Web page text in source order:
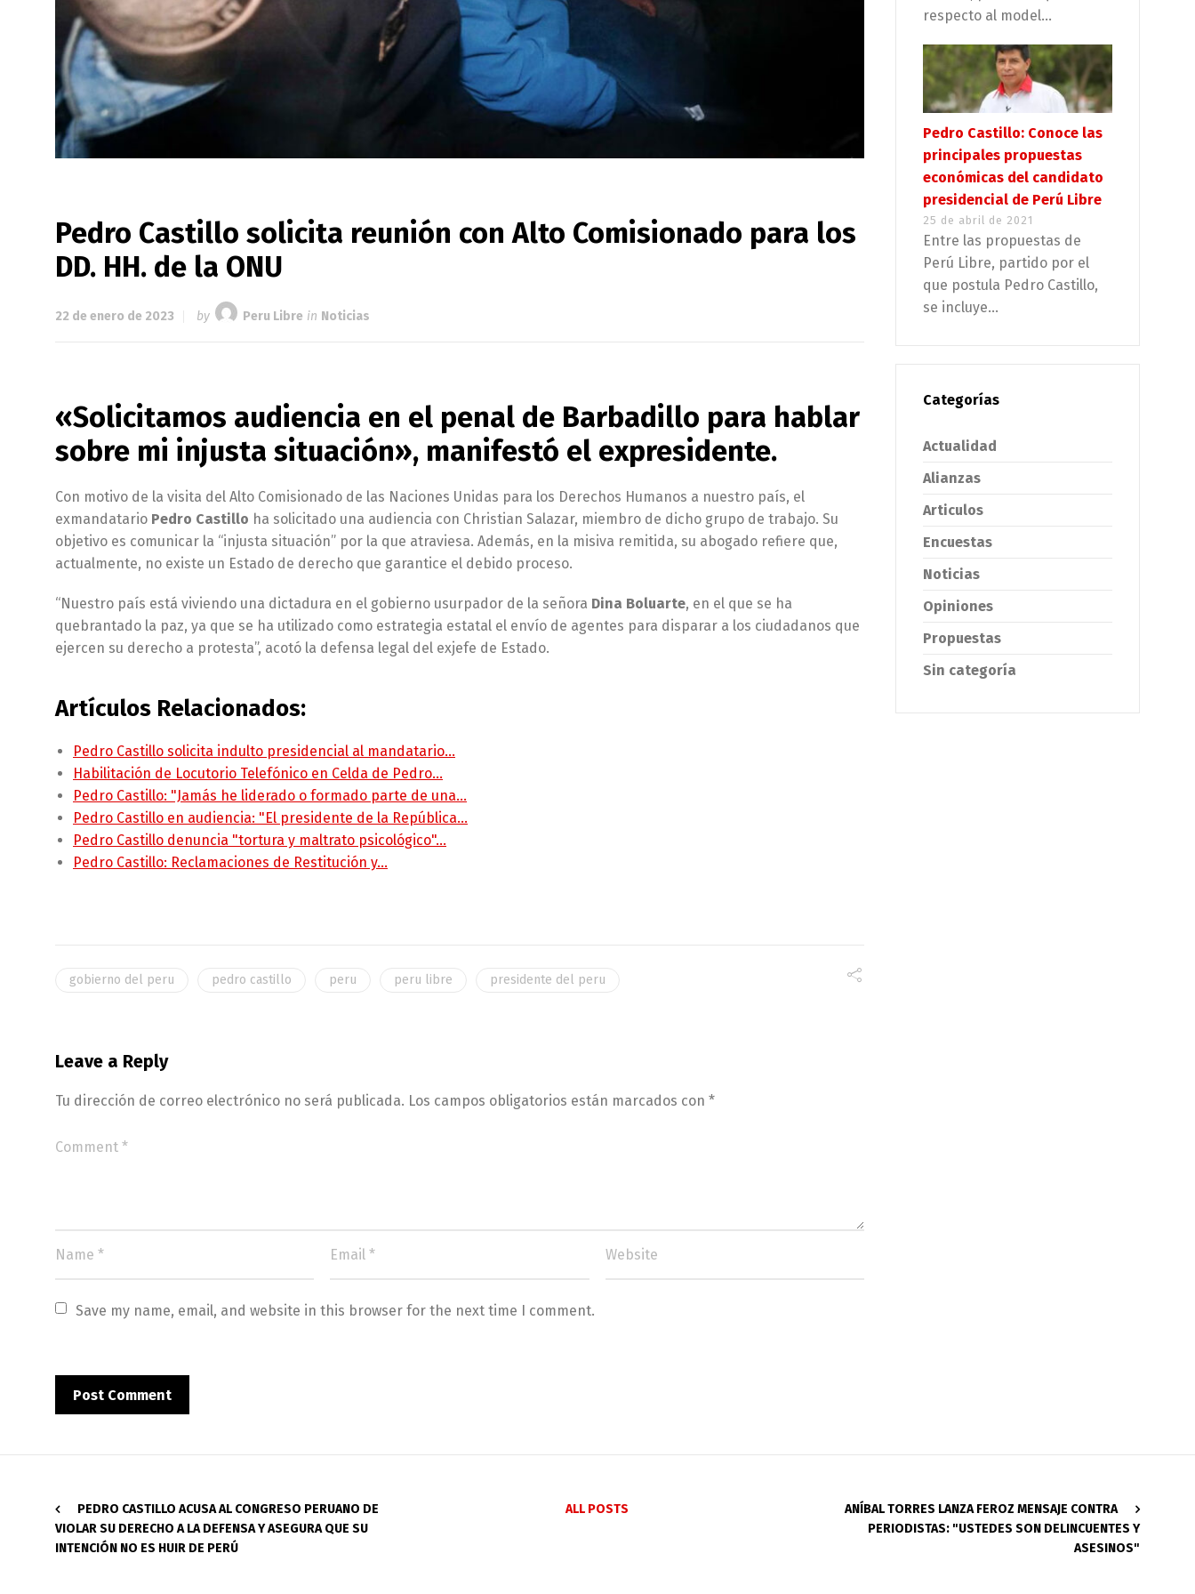
Pedro Castillo solicita reunión con Alto Comisionado para los
DD. HH. de la ONU
22 de enero de 2023 by Peru Libre in Noticias
«Solicitamos audiencia en el penal de Barbadillo para hablar
sobre mi injusta situación», manifestó el expresidente.
Con motivo de la visita del Alto Comisionado de las Naciones Unidas para los Derechos Humanos a nuestro país, el
exmandatario Pedro Castillo ha solicitado una audiencia con Christian Salazar, miembro de dicho grupo de trabajo. Su
objetivo es comunicar la “injusta situación” por la que atraviesa. Además, en la misiva remitida, su abogado refiere que,
actualmente, no existe un Estado de derecho que garantice el debido proceso.
“Nuestro país está viviendo una dictadura en el gobierno usurpador de la señora Dina Boluarte, en el que se ha
quebrantado la paz, ya que se ha utilizado como estrategia estatal el envío de agentes para disparar a los ciudadanos que
ejercen su derecho a protesta”, acotó la defensa legal del exjefe de Estado.
Artículos Relacionados:
Pedro Castillo solicita indulto presidencial al mandatario…
Habilitación de Locutorio Telefónico en Celda de Pedro…
Pedro Castillo: "Jamás he liderado o formado parte de una…
Pedro Castillo en audiencia: "El presidente de la República…
Pedro Castillo denuncia "tortura y maltrato psicológico"…
Pedro Castillo: Reclamaciones de Restitución y…
gobierno del peru pedro castillo peru peru libre presidente del peru
Leave a Reply
Tu dirección de correo electrónico no será publicada. Los campos obligatorios están marcados con *
Save my name, email, and website in this browser for the next time I comment.
respecto al model...
Pedro Castillo: Conoce las
principales propuestas
económicas del candidato
presidencial de Perú Libre
25 de abril de 2021
Entre las propuestas de
Perú Libre, partido por el
que postula Pedro Castillo,
se incluye...
Categorías
Actualidad
Alianzas
Articulos
Encuestas
Noticias
Opiniones
Propuestas
Sin categoría
PEDRO CASTILLO ACUSA AL CONGRESO PERUANO DE
VIOLAR SU DERECHO A LA DEFENSA Y ASEGURA QUE SU
INTENCIÓN NO ES HUIR DE PERÚ
ALL POSTS
ANÍBAL TORRES LANZA FEROZ MENSAJE CONTRA
PERIODISTAS: "USTEDES SON DELINCUENTES Y
ASESINOS"